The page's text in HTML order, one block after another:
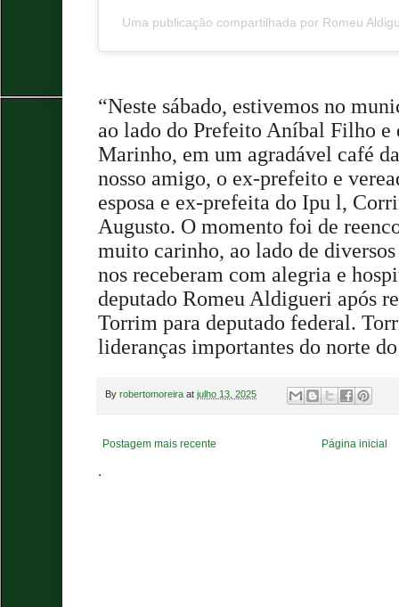
Uma publicação compartilhada por Romeu
“Neste sábado, estivemos no
ao lado do Prefeito Aníbal Filho e
Marinho, em um agradável café
nosso amigo, o ex-prefeito e
esposa e ex-prefeita do Ipu l,
Augusto. O momento foi de
muito carinho, ao lado de
nos receberam com alegria e
deputado Romeu Aldigueri após
Torrim para deputado federal.
lideranças importantes do norte
By robertomoreira at julho 13, 2025
Postagem mais recente Página inicial
.